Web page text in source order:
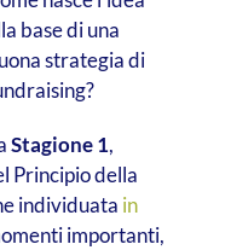
base di una
strategia di
Stagione 1,
Principio della
individuata in
importanti,